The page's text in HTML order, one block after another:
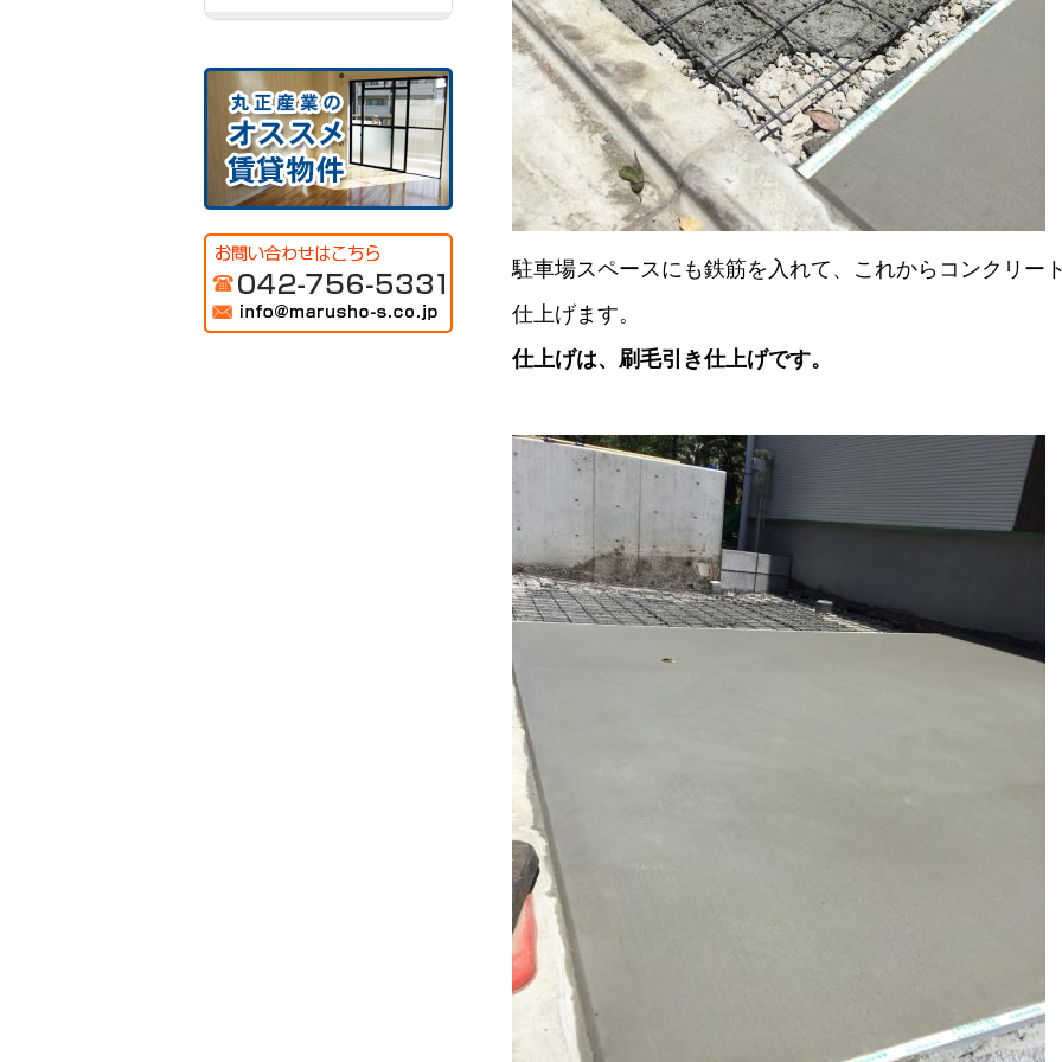
駐車場スペースにも鉄筋を入れて、これからコンクリー
仕上げます。
仕上げは、刷毛引き仕上げです。